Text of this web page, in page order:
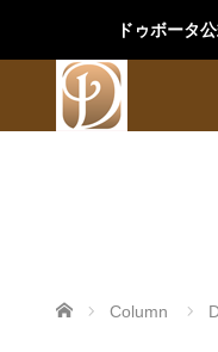
ドゥボータ
ホーム Column